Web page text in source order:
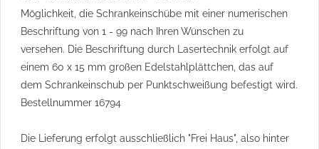
Möglichkeit, die Schrankeinschübe mit einer numerischen
Beschriftung von 1 - 99 nach Ihren Wünschen zu
versehen. Die Beschriftung durch Lasertechnik erfolgt auf
einem 60 x 15 mm großen Edelstahlplättchen, das auf
dem Schrankeinschub per Punktschweißung befestigt wird.
Bestellnummer 16794
Die Lieferung erfolgt ausschließlich "Frei Haus", also hinter